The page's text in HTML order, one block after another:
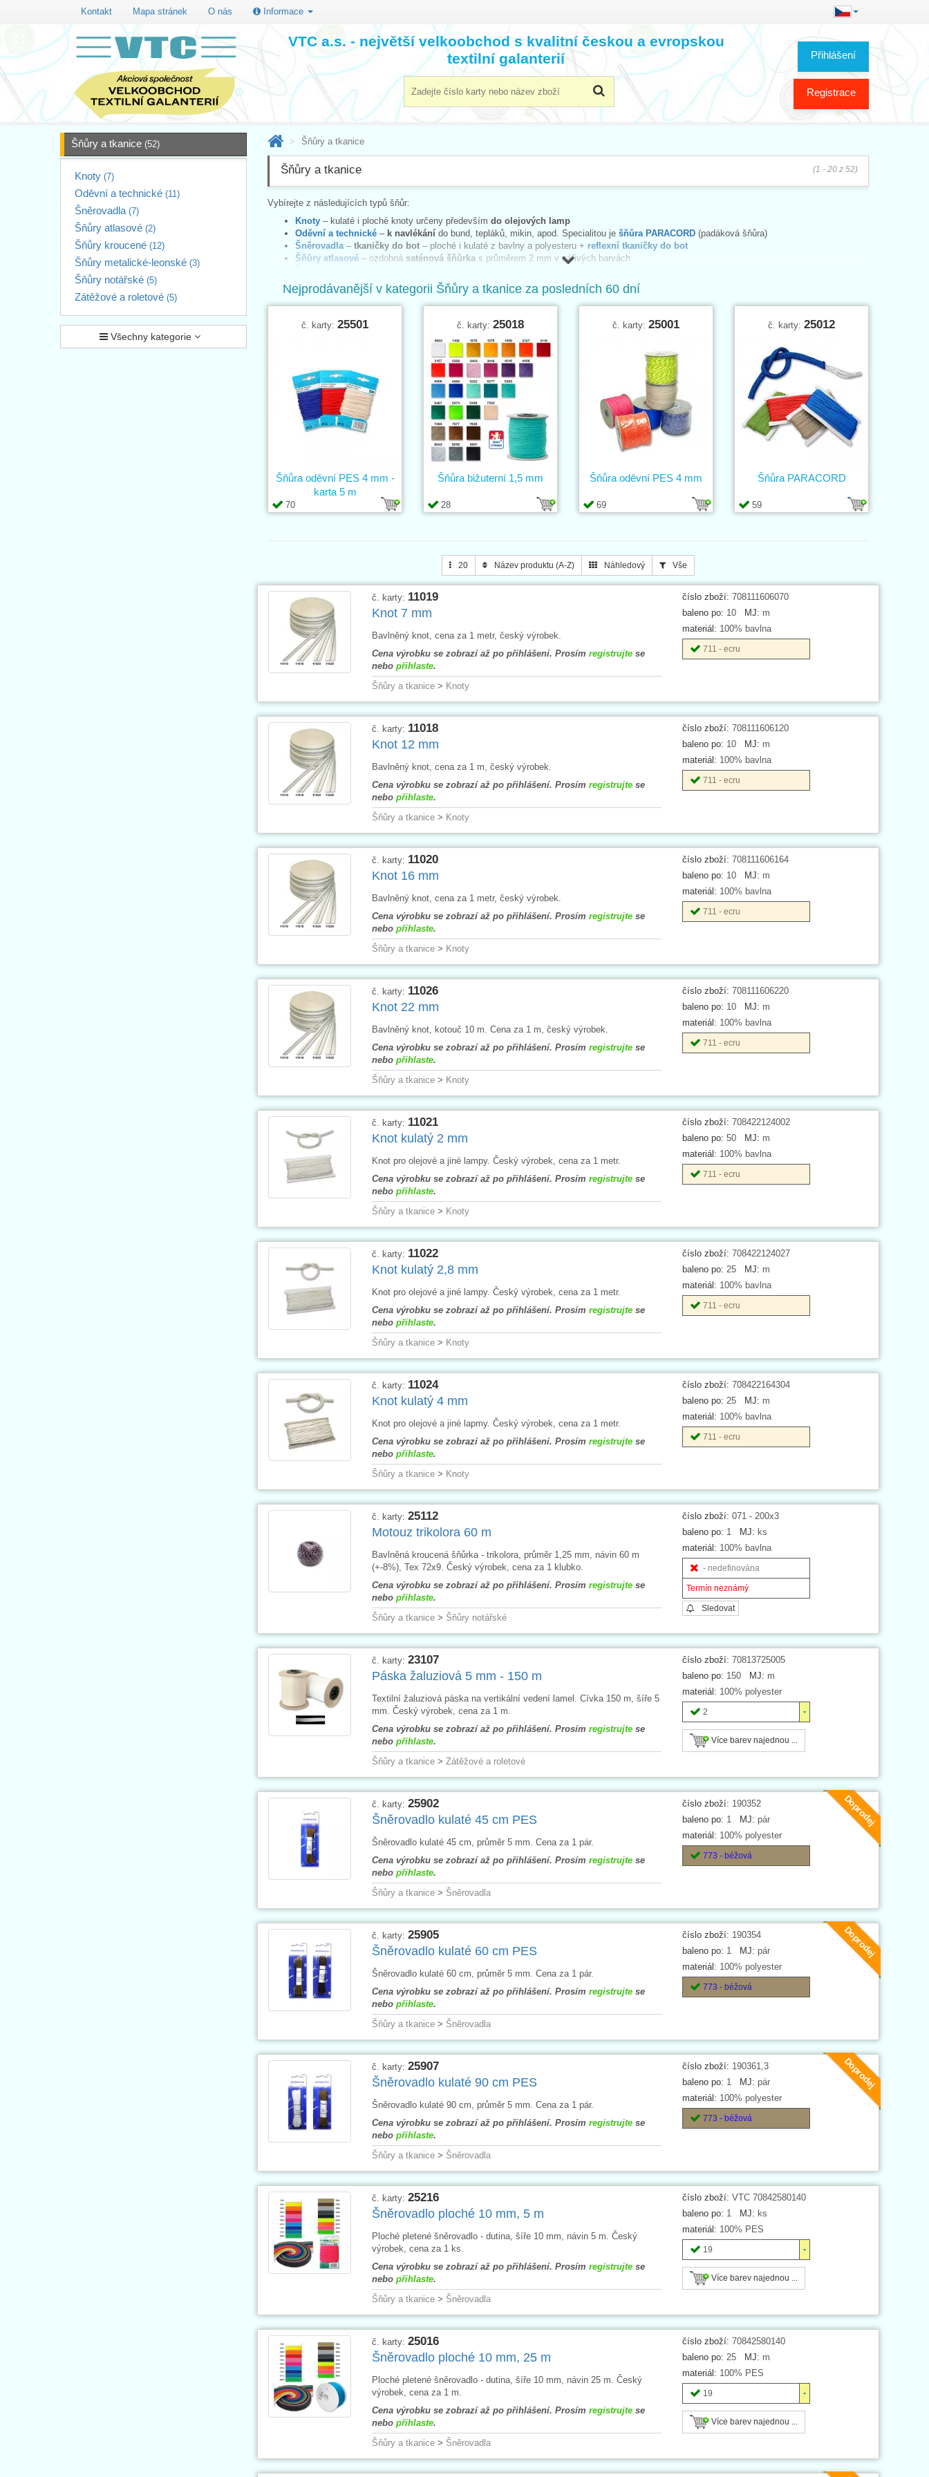
Kontakt Mapa stránek O nás Informace
Přihlášení
Registrace
VTC a.s. - největší velkoobchod s kvalitní českou a evropskou
textilní galanterií
Šňůry a tkanice (52)
Knoty (7)
Oděvní a technické (11)
Šněrovadla (7)
Šňůry atlasové (2)
Šňůry kroucené (12)
Šňůry metalické-leonské (3)
Šňůry notářské (5)
Zátěžové a roletové (5)
Všechny kategorie
Šňůry a tkanice
Šňůry a tkanice (1 - 20 z 52)
Vybírejte z následujících typů šňůr:
Knoty – kulaté i ploché knoty určeny především do olejových lamp
Oděvní a technické – k navlékání do bund, tepláků, mikin, apod. Specialitou je šňůra PARACORD (padáková šňůra)
Šněrovadla – tkaničky do bot – ploché i kulaté z bavlny a polyesteru + reflexní tkaničky do bot
Šňůry atlasové – ozdobná saténová šňůrka s průměrem 2 mm v zářivých barvách
Šňůry metalické-leonské– kroucené šňůry ve zlaté či stříbrné
barvě
Šňůry notářské– spisové šňůrky, trikolory – na vázání úředních dokumentů
Zátěžové a roletové–žaluziová šňůrao průměru1,3 mmazátěžové šňůry s olůvkyprozatížení konců záclon
Nejprodávanější v kategorii Šňůry a tkanice za posledních 60 dní
č. karty: 25501
70
Šňůra oděvní PES 4 mm -
karta 5 m
č. karty: 25018
28
Šňůra bižuterní 1,5 mm
č. karty: 25001
69
Šňůra oděvní PES 4 mm
č. karty: 25012
59
Šňůra PARACORD
20 Název produktu (A-Z) Náhledový Vše
číslo zboží: 708111606070
baleno po: 10 MJ: m
materiál: 100% bavlna
711 - ecru
č. karty: 11019
Knot 7 mm
Bavlněný knot, cena za 1 metr, český výrobek.
Cena výrobku se zobrazí až po přihlášení. Prosím registrujtese
nebo přihlaste.
Šňůry a tkanice> Knoty
číslo zboží: 708111606120
baleno po: 10 MJ: m
materiál: 100% bavlna
711 - ecru
č. karty: 11018
Knot 12 mm
Bavlněný knot, cena za 1 m, český výrobek.
Cena výrobku se zobrazí až po přihlášení. Prosím registrujtese
nebo přihlaste.
Šňůry a tkanice> Knoty
číslo zboží: 708111606164
baleno po: 10 MJ: m
materiál: 100% bavlna
711 - ecru
č. karty: 11020
Knot 16 mm
Bavlněný knot, cena za 1 metr, český výrobek.
Cena výrobku se zobrazí až po přihlášení. Prosím registrujtese
nebo přihlaste.
Šňůry a tkanice> Knoty
číslo zboží: 708111606220
baleno po: 10 MJ: m
materiál: 100% bavlna
711 - ecru
č. karty: 11026
Knot 22 mm
Bavlněný knot, kotouč 10 m. Cena za 1 m, český výrobek.
Cena výrobku se zobrazí až po přihlášení. Prosím registrujtese
nebo přihlaste.
Šňůry a tkanice> Knoty
číslo zboží: 708422124002
baleno po: 50 MJ: m
materiál: 100% bavlna
711 - ecru
č. karty: 11021
Knot kulatý 2 mm
Knot pro olejové a jiné lampy. Český výrobek, cena za 1 metr.
Cena výrobku se zobrazí až po přihlášení. Prosím registrujtese
nebo přihlaste.
Šňůry a tkanice> Knoty
číslo zboží: 708422124027
baleno po: 25 MJ: m
materiál: 100% bavlna
711 - ecru
č. karty: 11022
Knot kulatý 2,8 mm
Knot pro olejové a jiné lampy. Český výrobek, cena za 1 metr.
Cena výrobku se zobrazí až po přihlášení. Prosím registrujtese
nebo přihlaste.
Šňůry a tkanice> Knoty
číslo zboží: 708422164304
baleno po: 25 MJ: m
materiál: 100% bavlna
711 - ecru
č. karty: 11024
Knot kulatý 4 mm
Knot pro olejové a jiné lapmy. Český výrobek, cena za 1 metr.
Cena výrobku se zobrazí až po přihlášení. Prosím registrujtese
nebo přihlaste.
Šňůry a tkanice> Knoty
číslo zboží: 071 - 200x3
baleno po: 1 MJ: ks
materiál: 100% bavlna
- nedefinována
Termín neznámý
Sledovat
č. karty: 25112
Motouz trikolora 60 m
Bavlněná kroucená šňůrka - trikolora, průměr 1,25 mm, návin 60 m
(+-8%), Tex 72x9. Český výrobek, cena za 1 klubko.
Cena výrobku se zobrazí až po přihlášení. Prosím registrujtese
nebo přihlaste.
Šňůry a tkanice> Šňůry notářské
číslo zboží: 70813725005
baleno po: 150 MJ: m
materiál: 100% polyester
2
Více barev najednou ...
č. karty: 23107
Páska žaluziová 5 mm - 150 m
Textilní žaluziová páska na vertikální vedení lamel. Cívka 150 m, šíře 5
mm. Český výrobek, cena za 1 m.
Cena výrobku se zobrazí až po přihlášení. Prosím registrujtese
nebo přihlaste.
Šňůry a tkanice> Zátěžové a roletové
Doprodej
číslo zboží: 190352
baleno po: 1 MJ: pár
materiál: 100% polyester
773 - béžová
č. karty: 25902
Šněrovadlo kulaté 45 cm PES
Šněrovadlo kulaté 45 cm, průměr 5 mm. Cena za 1 pár.
Cena výrobku se zobrazí až po přihlášení. Prosím registrujtese
nebo přihlaste.
Šňůry a tkanice> Šněrovadla
Doprodej
číslo zboží: 190354
baleno po: 1 MJ: pár
materiál: 100% polyester
773 - béžová
č. karty: 25905
Šněrovadlo kulaté 60 cm PES
Šněrovadlo kulaté 60 cm, průměr 5 mm. Cena za 1 pár.
Cena výrobku se zobrazí až po přihlášení. Prosím registrujtese
nebo přihlaste.
Šňůry a tkanice> Šněrovadla
Doprodej
číslo zboží: 190361,3
baleno po: 1 MJ: pár
materiál: 100% polyester
773 - béžová
č. karty: 25907
Šněrovadlo kulaté 90 cm PES
Šněrovadlo kulaté 90 cm, průměr 5 mm. Cena za 1 pár.
Cena výrobku se zobrazí až po přihlášení. Prosím registrujtese
nebo přihlaste.
Šňůry a tkanice> Šněrovadla
číslo zboží: VTC 70842580140
baleno po: 1 MJ: ks
materiál: 100% PES
19
Více barev najednou ...
č. karty: 25216
Šněrovadlo ploché 10 mm, 5 m
Ploché pletené šněrovadlo - dutina, šíře 10 mm, návin 5 m. Český
výrobek, cena za 1 ks.
Cena výrobku se zobrazí až po přihlášení. Prosím registrujtese
nebo přihlaste.
Šňůry a tkanice> Šněrovadla
číslo zboží: 70842580140
baleno po: 25 MJ: m
materiál: 100% PES
19
Více barev najednou ...
č. karty: 25016
Šněrovadlo ploché 10 mm, 25 m
Ploché pletené šněrovadlo - dutina, šíře 10 mm, návin 25 m. Český
výrobek, cena za 1 m.
Cena výrobku se zobrazí až po přihlášení. Prosím registrujtese
nebo přihlaste.
Šňůry a tkanice> Šněrovadla